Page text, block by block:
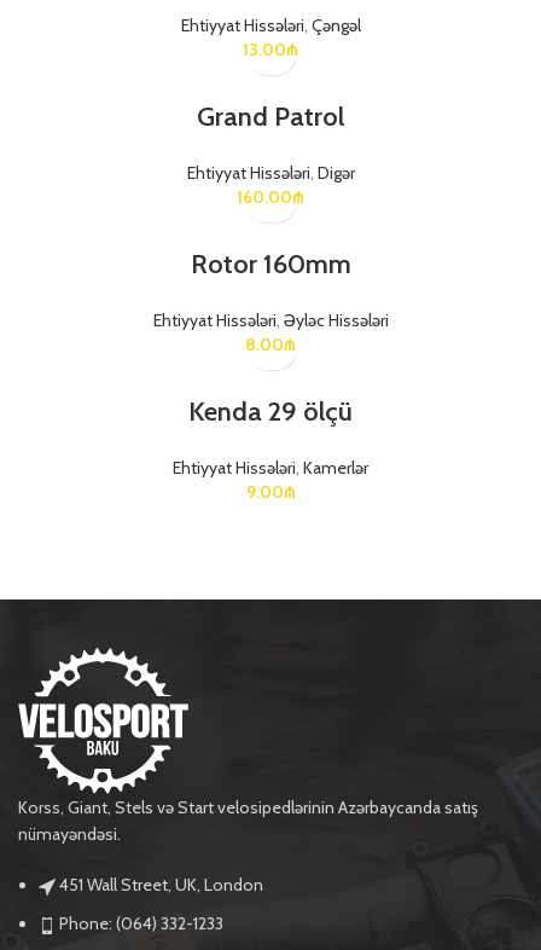
Ehtiyyat Hissələri, Çəngəl
13.00₼
Grand Patrol
Ehtiyyat Hissələri, Digər
160.00₼
Rotor 160mm
Ehtiyyat Hissələri, Əyləc Hissələri
8.00₼
Kenda 29 ölçü
Ehtiyyat Hissələri, Kamerlər
9.00₼
Korss, Giant, Stels və Start velosipedlərinin Azərbaycanda satış
nümayəndəsi.
451 Wall Street, UK, London
Phone: (064) 332-1233